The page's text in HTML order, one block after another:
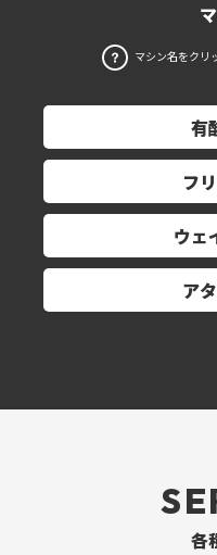
マシン名をクリ
有
ト
リカ
クロ
フ
ダ
パ
アジャスタ
ウェ
ラット
シ
ア
トラ
ケー
各